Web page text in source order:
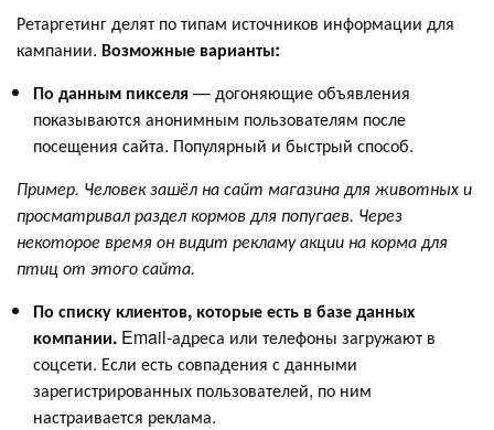
Ретаргетинг делят по типам источников информации для
кампании. Возможные варианты:
По данным пикселя — догоняющие объявления
показываются анонимным пользователям после
посещения сайта. Популярный и быстрый способ.
Пример. Человек зашёл на сайт магазина для животных и
просматривал раздел кормов для попугаев. Через
некоторое время он видит рекламу акции на корма для
птиц от этого сайта.
По списку клиентов, которые есть в базе данных
компании. Email-адреса или телефоны загружают в
соцсети. Если есть совпадения с данными
зарегистрированных пользователей, по ним
настраивается реклама.